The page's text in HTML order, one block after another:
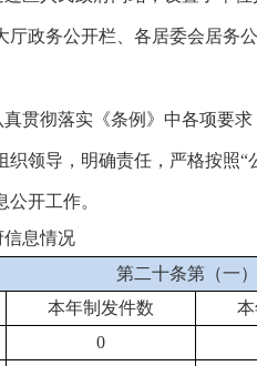
厅政务公开栏、各居委会居务
贯彻落实《条例》中各项要
织领导，明确责任，严格按照
开工作。
信息情况
第二十条第（一
本年制发件数
0